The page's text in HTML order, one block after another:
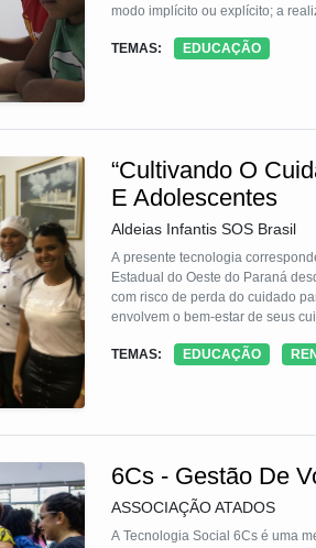
modo implícito ou explícito; a
educandos, desde a escolha dos
TEMAS: EDUCAÇÃO
“Cultivando O
E Adolescentes
Aldeias Infantis SOS Brasil
A presente tecnologia
Estadual do Oeste do Paraná desde 2016 para o atendimento a mulheres em situação de vulnerabilidade social e econômica
com risco de perda do cuidado
envolvem o bem-estar de seus
direcionamento profissional de
TEMAS: EDUCAÇÃO
6Cs - Gestão De
ASSOCIAÇÃO ATADOS
A Tecnologia Social 6Cs é uma